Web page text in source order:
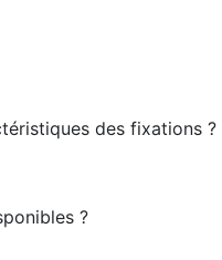
des fixations ?
?